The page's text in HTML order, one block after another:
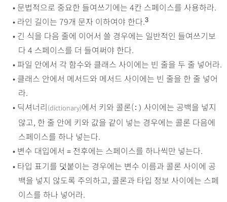
•문법적으로 중요한 들여쓰기에는 4칸 스페이스를 사용하라.
•라인 길이는 79개 문자 이하여야 한다.3
•긴 식을 다음 줄에 이어서 쓸 경우에는 일반적인 들여쓰기보
다 4 스페이스를 더 들여써야 한다.
•파일 안에서 각 함수와 클래스 사이에는 빈 줄을 두 줄 넣어라.
•클래스 안에서 메서드와 메서드 사이에는 빈 줄을 한 줄 넣어
라.
•딕셔너리(dictionary)에서 키와 콜론(:) 사이에는 공백을 넣지
않고, 한 줄 안에 키와 값을 같이 넣는 경우에는 콜론 다음에
스페이스를 하나 넣는다.
•변수 대입에서 =전후에는 스페이스를 하나씩만 넣는다.
•타입 표기를 덧붙이는 경우에는 변수 이름과 콜론 사이에 공
백을 넣지 않도록 주의하고, 콜론과 타입 정보 사이에는 스페
이스를 하나 넣어라.